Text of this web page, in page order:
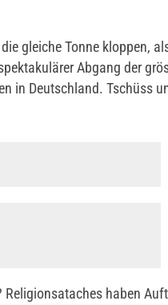
gleiche Tonne kloppen,
Abgang der
in Deutschland. Tschüss
Religionsataches haben